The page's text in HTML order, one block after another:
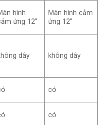
hình
ứng 12″
Màn hình cảm
ứng 12″
dây không dây
có
có